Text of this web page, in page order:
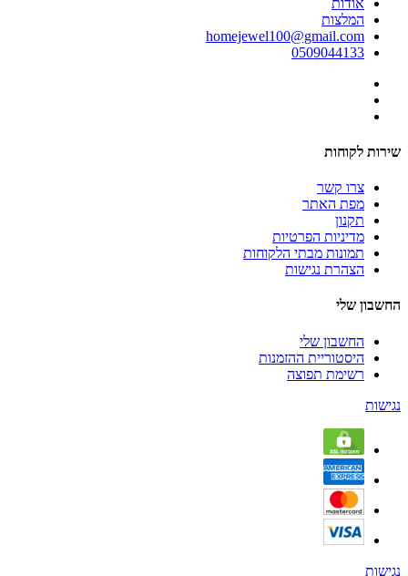
המלצות
homejewel100@gmail.com
0509044133
שירות לקוחות
צרו קשר
מפת האתר
תקנון
מדיניות הפרטיות
תמונות מבתי הלקוחות
הצהרת נגישות
החשבון שלי
החשבון שלי
היסטוריית ההזמנות
רשימת תפוצה
נגישות
נגישות